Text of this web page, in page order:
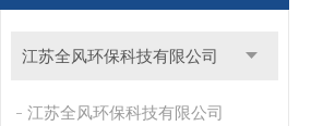
江苏全风环保科技有限公司
江苏全风环保科技有限公司